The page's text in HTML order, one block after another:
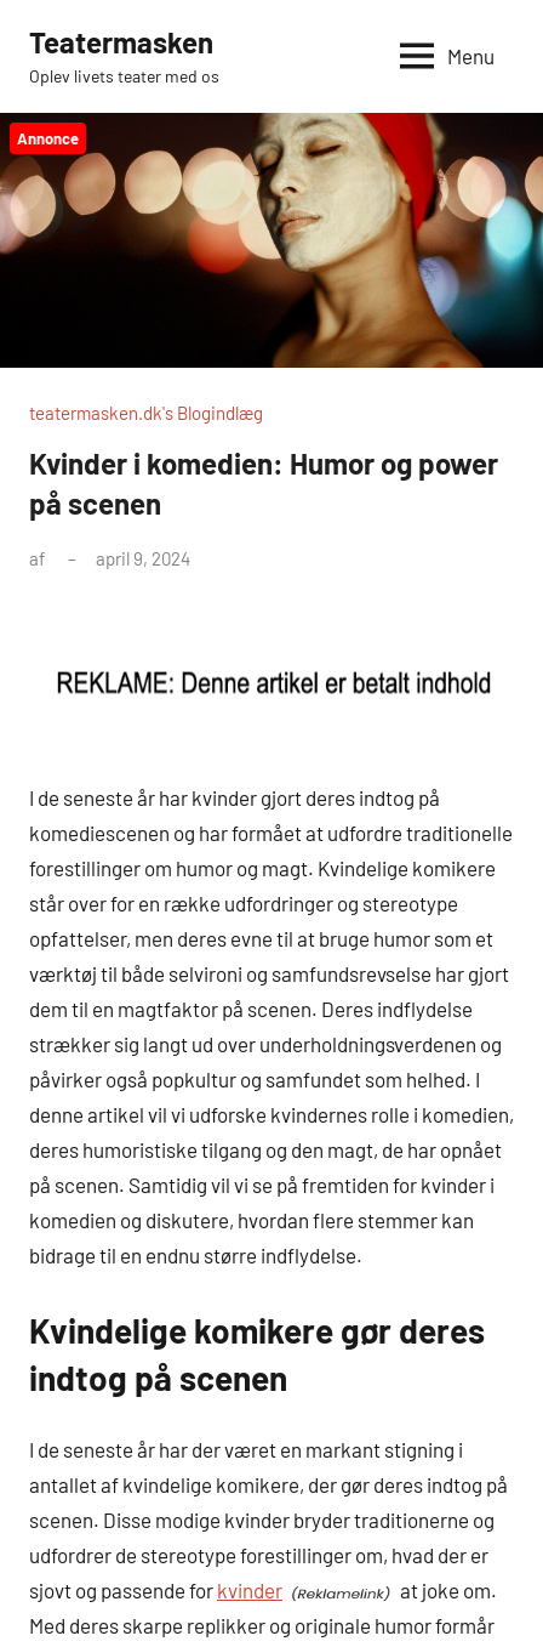
indhold
Teatermasken
Oplev livets teater med os
Menu
Annonce
teatermasken.dk's Blogindlæg
Kvinder i komedien: Humor og power
på scenen
af april 9, 2024
I de seneste år har kvinder gjort deres indtog på
komediescenen og har formået at udfordre traditionelle
forestillinger om humor og magt. Kvindelige komikere
står over for en række udfordringer og stereotype
opfattelser, men deres evne til at bruge humor som et
værktøj til både selvironi og samfundsrevselse har gjort
dem til en magtfaktor på scenen. Deres indflydelse
strækker sig langt ud over underholdningsverdenen og
påvirker også popkultur og samfundet som helhed. I
denne artikel vil vi udforske kvindernes rolle i komedien,
deres humoristiske tilgang og den magt, de har opnået
på scenen. Samtidig vil vi se på fremtiden for kvinder i
komedien og diskutere, hvordan flere stemmer kan
bidrage til en endnu større indflydelse.
Kvindelige komikere gør deres
indtog på scenen
I de seneste år har der været en markant stigning i
antallet af kvindelige komikere, der gør deres indtog på
scenen. Disse modige kvinder bryder traditionerne og
udfordrer de stereotype forestillinger om, hvad der er
sjovt og passende for kvinder
at joke om.
Med deres skarpe replikker og originale humor formår